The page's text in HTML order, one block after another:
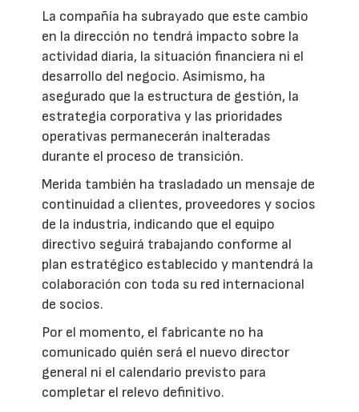
La compañía ha subrayado que este cambio
en la dirección no tendrá impacto sobre la
actividad diaria, la situación financiera ni el
desarrollo del negocio. Asimismo, ha
asegurado que la estructura de gestión, la
estrategia corporativa y las prioridades
operativas permanecerán inalteradas
durante el proceso de transición.
Merida también ha trasladado un mensaje de
continuidad a clientes, proveedores y socios
de la industria, indicando que el equipo
directivo seguirá trabajando conforme al
plan estratégico establecido y mantendrá la
colaboración con toda su red internacional
de socios.
Por el momento, el fabricante no ha
comunicado quién será el nuevo director
general ni el calendario previsto para
completar el relevo definitivo.